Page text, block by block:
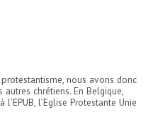
nous avons donc
chrétiens. En Belgique,
l’Eglise Protestante Unie